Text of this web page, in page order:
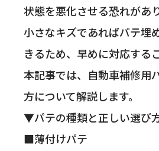
状態を悪化させる恐れがあり
小さなキズであればパテ埋
きるため、早めに対応する
本記事では、自動車補修用
方について解説します。
▼パテの種類と正しい選び
■薄付けパテ